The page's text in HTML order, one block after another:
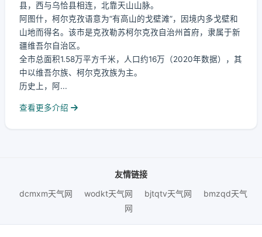
县，西与乌恰县相连，北靠天山山脉。
阿图什，柯尔克孜语意为“有高山的戈壁滩”，因境内多戈壁和
山地而得名。该市是克孜勒苏柯尔克孜自治州首府，隶属于新
疆维吾尔自治区。
全市总面积1.58万平方千米，人口约16万（2020年数据），其
中以维吾尔族、柯尔克孜族为主。
历史上，阿...
查看更多介绍
友情链接
dcmxm天气网
wodkt天气网 bjtqtv天气网
bmzqd天气
网